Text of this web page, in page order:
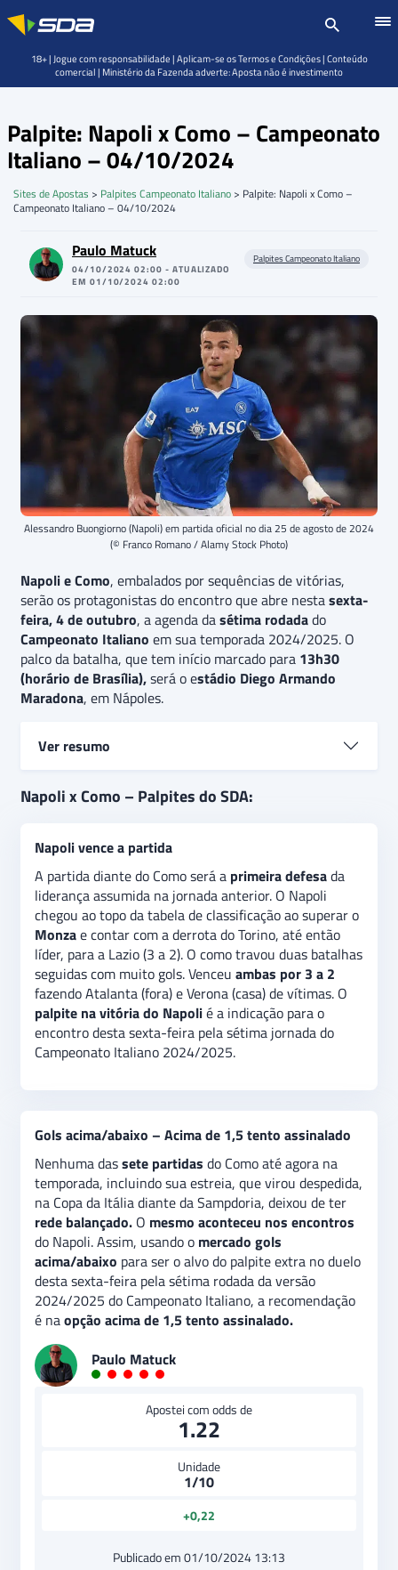
Palpite: Napoli x Como – Campeonato
Italiano – 04/10/2024
Sites de Apostas > Palpites Campeonato Italiano > Palpite: Napoli x Como –
Campeonato Italiano – 04/10/2024
Paulo Matuck
04/10/2024 02:00 - ATUALIZADO
EM 01/10/2024 02:00
Palpites Campeonato Italiano
Alessandro Buongiorno (Napoli) em partida oficial no dia 25 de agosto de 2024
(© Franco Romano / Alamy Stock Photo)
Napoli e Como, embalados por sequências de vitórias,
serão os protagonistas do encontro que abre nestasexta-
feira, 4 de outubro, a agenda dasétima rodadado
Campeonato Italiano em sua temporada 2024/2025. O
palco da batalha, que tem início marcado para 13h30
(horário de Brasília),será o estádio Diego Armando
Maradona, em Nápoles.
Ver resumo
Nos primeiros jogos sob as ordens de
acumula seis partidas sem perder.
vitórias e um empate, incluindo o confronto que o
levou para as oitavas de final da Copa da Itália. O
Como também demorou para entrar nos eixos, mas
venceu seusdois compromissosmais recentes. O
palpite na vitória do Napolié a recomendação para a
partida desta sexta-feira pela sétima rodada da
versão 2024/2025. Nomercado gols acima/abaixo,
a indicação é naopção acima de 1,5 tento
assinalado.
Napoli x Como – Palpites do SDA:
Napoli vence a partida
A partida diante do Como será a primeira defesada
liderança assumida na jornada anterior. O Napoli
chegou ao topo da tabela de classificação ao superar o
Monzae contar com a derrota do Torino, até então
líder, para a Lazio (3 a 2). O como travou duas batalhas
seguidas com muito gols. Venceu ambas por 3 a 2
fazendo Atalanta (fora) e Verona (casa) de vítimas. O
palpite na vitória do Napolié a indicação para o
encontro desta sexta-feira pela sétima jornada do
Campeonato Italiano 2024/2025.
Gols acima/abaixo – Acima de 1,5 tento assinalado
Nenhuma dassete partidas do Como até agora na
temporada, incluindo sua estreia, que virou despedida,
na Copa da Itália diante da Sampdoria, deixou de ter
rede balançado. O mesmo aconteceu nos encontros
do Napoli. Assim, usando o mercado gols
acima/abaixo para ser o alvo do palpite extra no duelo
desta sexta-feira pela sétima rodada da versão
2024/2025 do Campeonato Italiano, a recomendação
é naopção acima de 1,5 tento assinalado.
Paulo Matuck
Apostei com odds de
1.22
Unidade
1/10
+0,22
Publicado em 01/10/2024 13:13
18+ | Jogue com responsabilidade | Aplicam-se os Termos e Condições | Conteúdo
comercial | Ministério da Fazenda adverte: Aposta não é investimento